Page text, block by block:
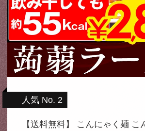
人気 No. 2
【送料無料】 こんにゃく麺 こ